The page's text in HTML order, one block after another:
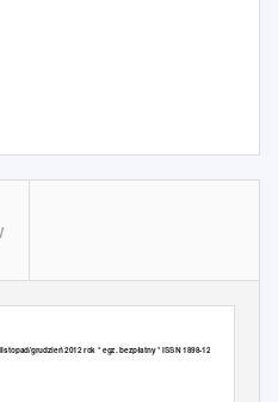
grudzień 2012 rok * egz. bezpłatny * ISSN 1898-1224